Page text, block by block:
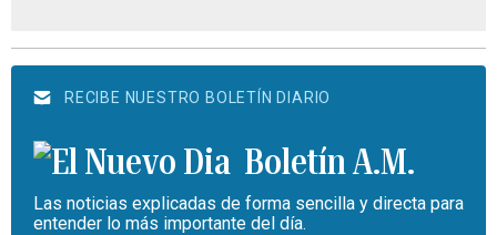
RECIBE NUESTRO BOLETÍN DIARIO
Boletín A.M.
Las noticias explicadas de forma sencilla y directa para
entender lo más importante del día.